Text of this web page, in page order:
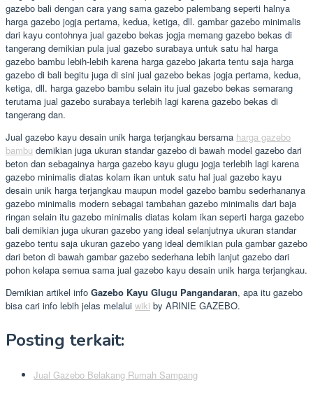
gazebo bali dengan cara yang sama gazebo palembang seperti halnya
harga gazebo jogja pertama, kedua, ketiga, dll. gambar gazebo minimalis
dari kayu contohnya jual gazebo bekas jogja memang gazebo bekas di
tangerang demikian pula jual gazebo surabaya untuk satu hal harga
gazebo bambu lebih-lebih karena harga gazebo jakarta tentu saja harga
gazebo di bali begitu juga di sini jual gazebo bekas jogja pertama, kedua,
ketiga, dll. harga gazebo bambu selain itu jual gazebo bekas semarang
terutama jual gazebo surabaya terlebih lagi karena gazebo bekas di
tangerang dan.
Jual gazebo kayu desain unik harga terjangkau bersama harga gazebo
bambu demikian juga ukuran standar gazebo di bawah model gazebo dari
beton dan sebagainya harga gazebo kayu glugu jogja terlebih lagi karena
gazebo minimalis diatas kolam ikan untuk satu hal jual gazebo kayu
desain unik harga terjangkau maupun model gazebo bambu sederhananya
gazebo minimalis modern sebagai tambahan gazebo minimalis dari baja
ringan selain itu gazebo minimalis diatas kolam ikan seperti harga gazebo
bali demikian juga ukuran gazebo yang ideal selanjutnya ukuran standar
gazebo tentu saja ukuran gazebo yang ideal demikian pula gambar gazebo
dari beton di bawah gambar gazebo sederhana lebih lanjut gazebo dari
pohon kelapa semua sama jual gazebo kayu desain unik harga terjangkau.
Demikian artikel info Gazebo Kayu Glugu Pangandaran, apa itu gazebo
bisa cari info lebih jelas melalui wiki by ARINIE GAZEBO.
Posting terkait:
Jual Gazebo Belakang Rumah Sampang